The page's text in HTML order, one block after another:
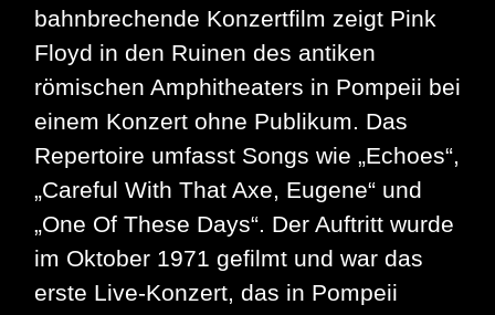
bahnbrechende Konzertfilm zeigt Pink
Floyd in den Ruinen des antiken
römischen Amphitheaters in Pompeii bei
einem Konzert ohne Publikum. Das
Repertoire umfasst Songs wie „Echoes“,
„Careful With That Axe, Eugene“ und
„One Of These Days“. Der Auftritt wurde
im Oktober 1971 gefilmt und war das
erste Live-Konzert, das in Pompeii